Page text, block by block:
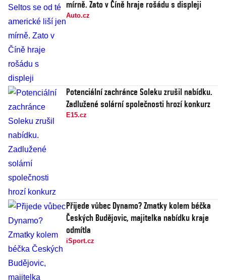
mírně. Zato v Číně hraje rošádu s displeji
Auto.cz
Potenciální zachránce Soleku zrušil nabídku.
Zadlužené solární společnosti hrozí konkurz
E15.cz
Přijede vůbec Dynamo? Zmatky kolem béčka
Českých Budějovic, majitelka nabídku kraje
odmítla
iSport.cz